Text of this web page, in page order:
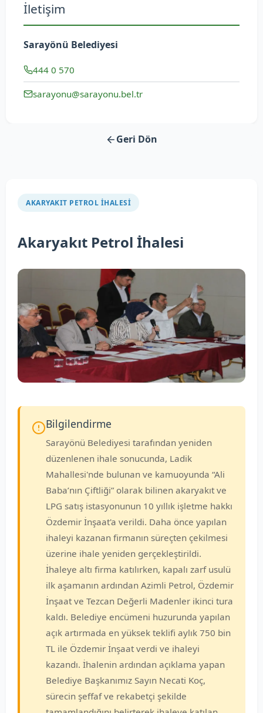
AKARYAKIT PETROL İHALESI
Akaryakıt Petrol İhalesi
Bilgilendirme
Sarayönü Belediyesi tarafından yeniden
düzenlenen ihale sonucunda, Ladik
Mahallesi'nde bulunan ve kamuoyunda “Ali
Baba’nın Çiftliği” olarak bilinen akaryakıt ve
LPG satış istasyonunun 10 yıllık işletme hakkı
Özdemir İnşaat'a verildi. Daha önce yapılan
ihaleyi kazanan firmanın süreçten çekilmesi
üzerine ihale yeniden gerçekleştirildi.
İhaleye altı firma katılırken, kapalı zarf usulü
ilk aşamanın ardından Azimli Petrol, Özdemir
İnşaat ve Tezcan Değerli Madenler ikinci tura
kaldı. Belediye encümeni huzurunda yapılan
açık artırmada en yüksek teklifi aylık 750 bin
TL ile Özdemir İnşaat verdi ve ihaleyi
kazandı. İhalenin ardından açıklama yapan
Belediye Başkanımız Sayın Necati Koç,
sürecin şeffaf ve rekabetçi şekilde
İletişim
Sarayönü Belediyesi
444 0 570
sarayonu@sarayonu.bel.tr
Geri Dön